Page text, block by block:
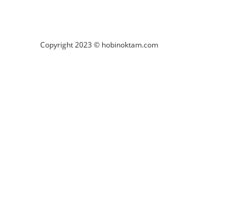
Copyright 2023 © hobinoktam.com